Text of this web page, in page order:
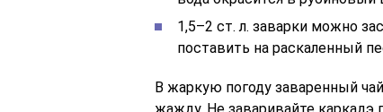
1,5–2 ст. л. заварки можно
поставить на раскаленный
В жаркую погоду заваренный